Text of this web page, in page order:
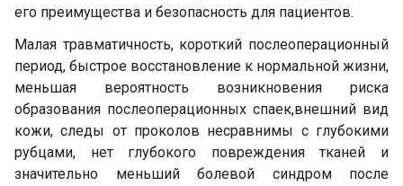
его преимущества и безопасность для пациентов.
Малая травматичность, короткий послеоперационный
период, быстрое восстановление к нормальной жизни,
меньшая вероятность возникновения риска
образования послеоперационных спаек,внешний вид
кожи, следы от проколов несравнимы с глубокими
рубцами, нет глубокого повреждения тканей и
значительно меньший болевой синдром после